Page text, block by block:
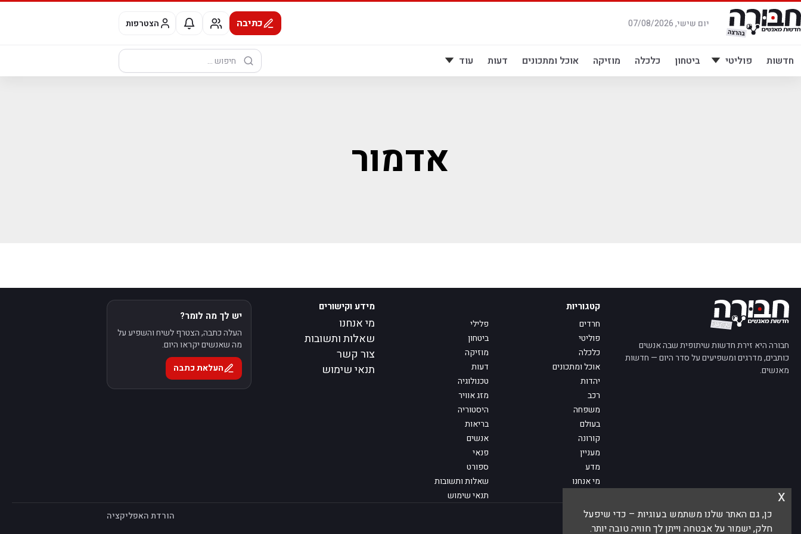
דלג
לתוכן
יום שישי, 07/08/2026 כתיבה הצטרפות
חדשות פוליטי ביטחון כלכלה מוזיקה אוכל ומתכונים דעות עוד
חיפוש:
אדמור
כן, גם האתר שלנו משתמש בעוגיות – כדי שיפעל
חלק, ישמור על אבטחה וייתן לך חוויה טובה יותר.
x
חבורה היא זירת חדשות שיתופית שבה אנשים
כותבים, מדרגים ומשפיעים על סדר היום — חדשות
מאנשים.
קטגוריות
חרדים
פלילי
פוליטי
ביטחון
כלכלה
מוזיקה
אוכל ומתכונים
דעות
יהדות
טכנולוגיה
רכב
מזג אוויר
משפחה
היסטוריה
בעולם
בריאות
קורונה
אנשים
מעניין
פנאי
מדע
ספורט
מי אנחנו
שאלות ותשובות
תנאי שימוש
מידע וקישורים
מי אנחנו
שאלות ותשובות
צור קשר
תנאי שימוש
יש לך מה לומר?
העלה כתבה, הצטרף לשיח והשפיע על
מה שאנשים יקראו היום.
העלאת כתבה
הורדת האפליקציה